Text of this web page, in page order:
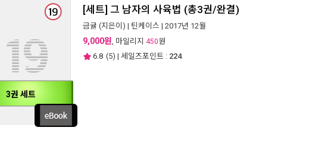
3권 세트
[세트] 그 남자의 사육법 (총3권/완결)
금귤 (지은이) | 틴케이스 | 2017년 12월
9,000원, 마일리지 450원
6.8 (5) | 세일즈포인트 : 224